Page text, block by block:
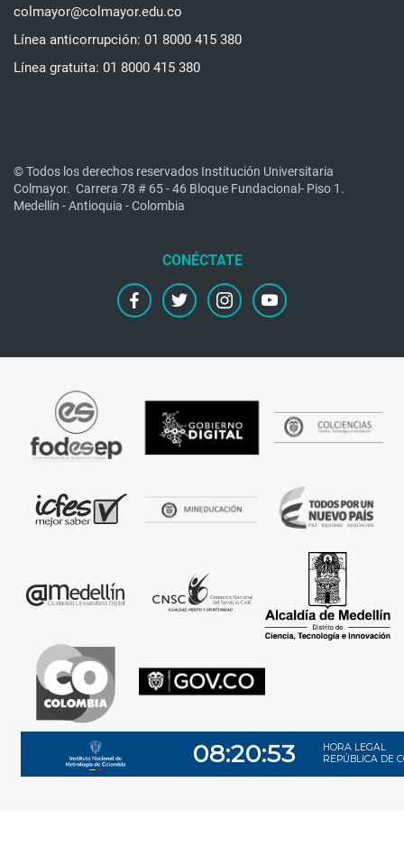
colmayor@colmayor.edu.co
Línea anticorrupción: 01 8000 415 380
Línea gratuita: 01 8000 415 380
© Todos los derechos reservados Institución Universitaria
Colmayor. Carrera 78 # 65 - 46 Bloque Fundacional- Piso 1.
Medellín - Antioquia - Colombia